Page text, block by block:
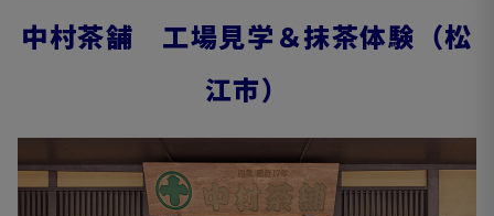
中村茶舗 工場見学＆抹茶体験（松
江市）